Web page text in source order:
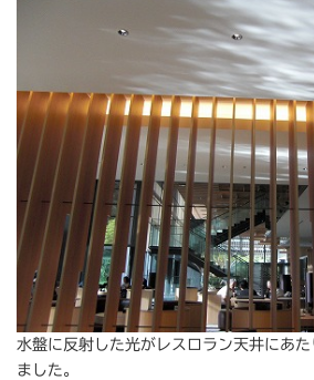
水盤に反射した光がレスロラン天井にあ
ました。